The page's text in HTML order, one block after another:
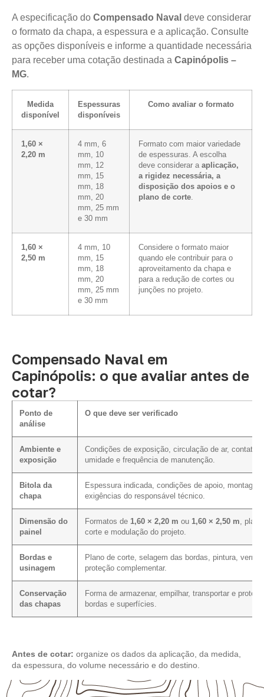
A especificação do Compensado Naval deve considerar
o formato da chapa, a espessura e a aplicação. Consulte
as opções disponíveis e informe a quantidade necessária
para receber uma cotação destinada a Capinópolis –
MG.
Medida
disponível
Espessuras
disponíveis
Como avaliar o formato
1,60 ×
2,20 m
4 mm, 6
mm, 10
mm, 12
mm, 15
mm, 18
mm, 20
mm, 25 mm
e 30 mm
Formato com maior variedade
de espessuras. A escolha
deve considerar a aplicação,
a rigidez necessária, a
disposição dos apoios e o
plano de corte.
1,60 ×
2,50 m
4 mm, 10
mm, 15
mm, 18
mm, 20
mm, 25 mm
e 30 mm
Considere o formato maior
quando ele contribuir para o
aproveitamento da chapa e
para a redução de cortes ou
junções no projeto.
Compensado Naval em
Capinópolis: o que avaliar antes de
cotar?
Ponto de
análise
O que deve ser verificado
Ambiente e
exposição
Condições de exposição, circulação de ar, contato
umidade e frequência de manutenção.
Bitola da
chapa
Espessura indicada, condições de apoio,
exigências do responsável técnico.
Dimensão do
painel
Formatos de 1,60 × 2,20 m ou 1,60 × 2,50 m,
corte e modulação do projeto.
Bordas e
usinagem
Plano de corte, selagem das bordas, pintura, verniz
proteção complementar.
Conservação
das chapas
Forma de armazenar, empilhar, transportar e
bordas e superfícies.
Antes de cotar: organize os dados da aplicação, da medida,
da espessura, do volume necessário e do destino.